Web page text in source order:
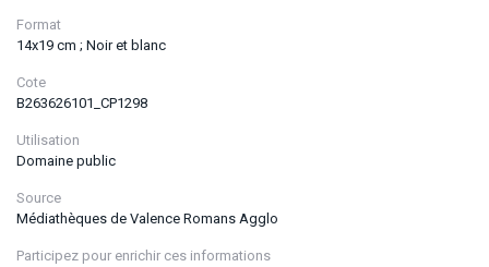
Format
14x19 cm ; Noir et blanc
Cote
B263626101_CP1298
Utilisation
Domaine public
Source
Médiathèques de Valence Romans Agglo
Participez pour enrichir ces informations